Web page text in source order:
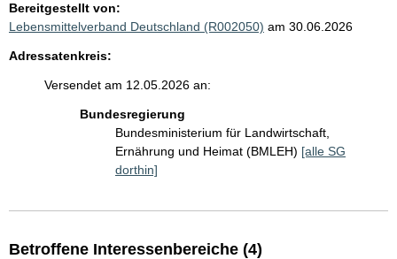
Bereitgestellt von:
Lebensmittelverband Deutschland (R002050) am 30.06.2026
Adressatenkreis:
Versendet am 12.05.2026 an:
Bundesregierung
Bundesministerium für Landwirtschaft,
Ernährung und Heimat (BMLEH) [alle SG
dorthin]
Betroffene Interessenbereiche (4)